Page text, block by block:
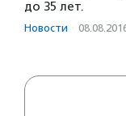
до 35 лет.
Новости ·